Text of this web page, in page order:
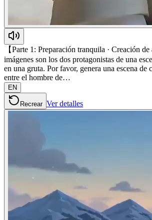
【Parte 1: Preparación tranquila · Creación
imágenes son los dos protagonistas de una
en una gruta. Por favor, genera una escena
entre el hombre de…
EN
Recrear Ver detalles